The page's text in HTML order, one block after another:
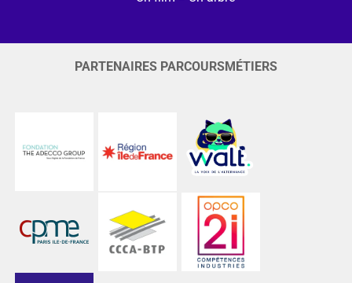
PARTENAIRES PARCOURSMÉTIERS